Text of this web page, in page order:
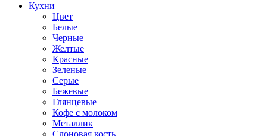
Кухни
Цвет
Белые
Черные
Желтые
Красные
Зеленые
Серые
Бежевые
Глянцевые
Кофе с молоком
Металлик
Слоновая кость